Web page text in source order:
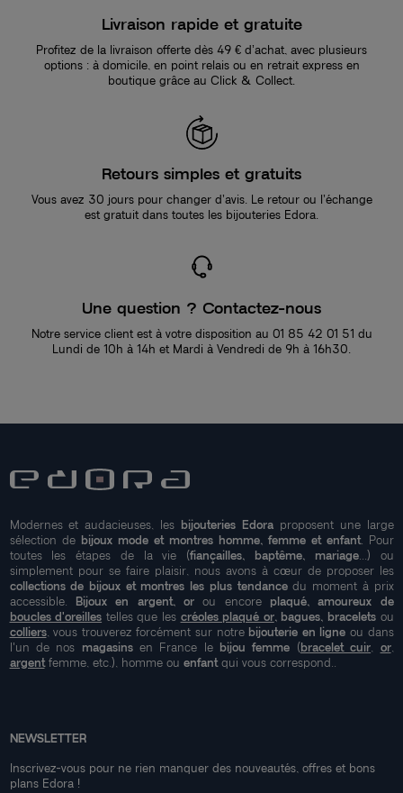
Livraison rapide et gratuite
Profitez de la livraison offerte dès 49 € d’achat, avec plusieurs
options : à domicile, en point relais ou en retrait express en
boutique grâce au Click & Collect.
Retours simples et gratuits
Vous avez 30 jours pour changer d’avis. Le retour ou l’échange
est gratuit dans toutes les bijouteries Edora.
Une question ? Contactez-nous
Notre service client est à votre disposition au 01 85 42 01 51 du
Lundi de 10h à 14h et Mardi à Vendredi de 9h à 16h30.
Modernes et audacieuses, les bijouteries Edoraproposent une large
sélection de bijoux mode et montres homme, femme et enfant. Pour
toutes les étapes de la vie (fiançailles, baptême, mariage...) ou
simplement pour se faire plaisir, nous avons à cœur de proposer les
collections de bijoux et montres les plus tendancedu moment à prix
accessible. Bijoux en argent, orou encore plaqué, amoureux de
boucles d'oreilles telles que les créoles plaqué or, bagues, braceletsou
colliers, vous trouverez forcément sur notre bijouterie en ligne ou dans
l'un de nos magasinsen France le bijou femme (bracelet cuir or,
argentfemme, etc.), homme ou enfantqui vous correspond..
NEWSLETTER
Inscrivez-vous pour ne rien manquer des nouveautés, offres et bons
plans Edora !